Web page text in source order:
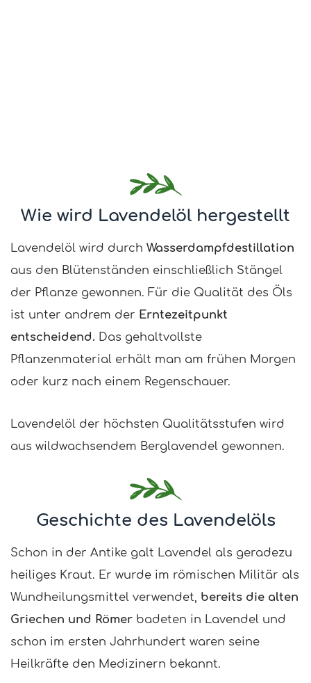
Wie wird Lavendelöl hergestellt
Lavendelöl wird durch Wasserdampfdestillation
aus den Blütenständen einschließlich Stängel
der Pflanze gewonnen. Für die Qualität des Öls
ist unter andrem der Erntezeitpunkt
entscheidend. Das gehaltvollste
Pflanzenmaterial erhält man am frühen Morgen
oder kurz nach einem Regenschauer.
Lavendelöl der höchsten Qualitätsstufen wird
aus wildwachsendem Berglavendel gewonnen.
Geschichte des Lavendelöls
Schon in der Antike galt Lavendel als geradezu
heiliges Kraut. Er wurde im römischen Militär als
Wundheilungsmittel verwendet, bereits die alten
Griechen und Römer badeten in Lavendel und
schon im ersten Jahrhundert waren seine
Heilkräfte den Medizinern bekannt.